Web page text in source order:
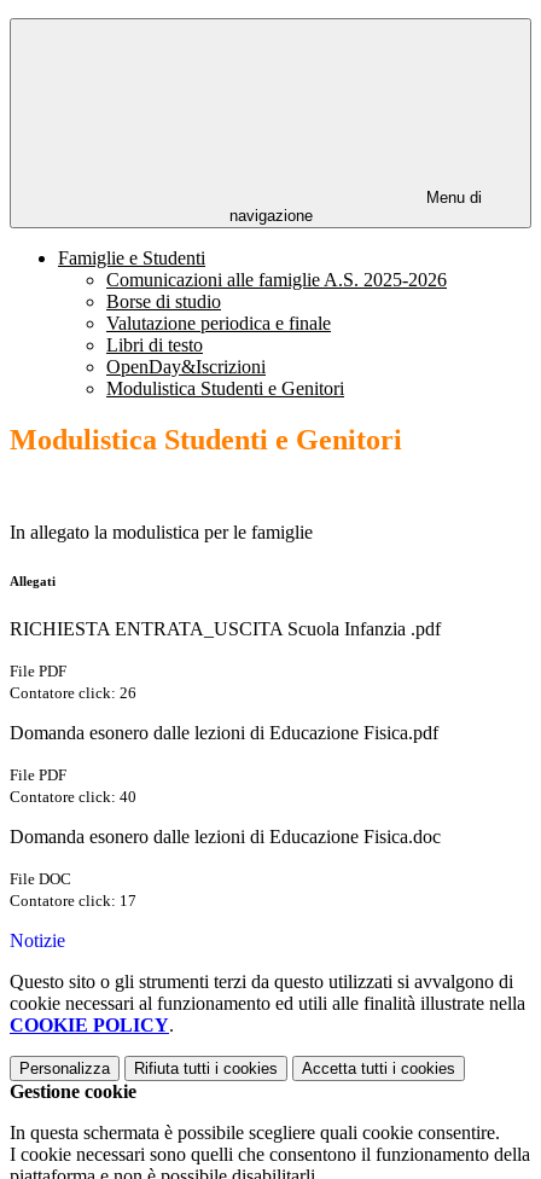
Menu di
navigazione
Famiglie e Studenti
Comunicazioni alle famiglie A.S. 2025-2026
Borse di studio
Valutazione periodica e finale
Libri di testo
OpenDay&Iscrizioni
Modulistica Studenti e Genitori
Modulistica Studenti e Genitori
In allegato la modulistica per le famiglie
Allegati
RICHIESTA ENTRATA_USCITA Scuola Infanzia .pdf
File PDF
Contatore click: 26
Domanda esonero dalle lezioni di Educazione Fisica.pdf
File PDF
Contatore click: 40
Domanda esonero dalle lezioni di Educazione Fisica.doc
File DOC
Contatore click: 17
Notizie
Questo sito o gli strumenti terzi da questo utilizzati si avvalgono di
cookie necessari al funzionamento ed utili alle finalità illustrate nella
COOKIE POLICY.
Personalizza Rifiuta tutti i cookies Accetta tutti i cookies
Gestione cookie
In questa schermata è possibile scegliere quali cookie consentire.
I cookie necessari sono quelli che consentono il funzionamento della